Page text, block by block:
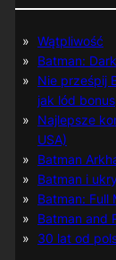
Wątpliwość
Batman:
Nie prześpij
jak lód bonus
Najlepsze
USA)
Batman
Batman i
Batman: Full
Batman and
30 lat od